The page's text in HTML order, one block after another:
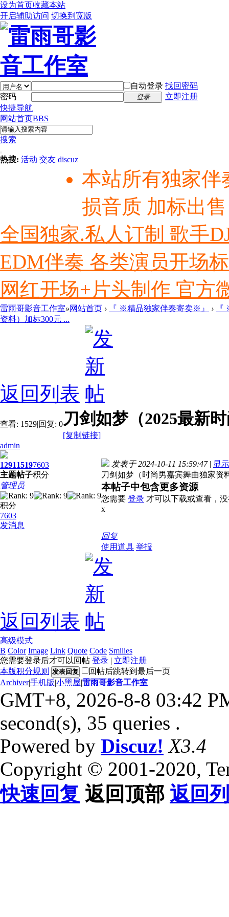
设为首页收藏本站
开启辅助访问 切换到宽版
自动登录 找回密码
密码
登录
立即注册
快捷导航
网站首页BBS
搜索
热搜: 活动 交友 discuz
本站所有独家伴
损音质 加标出
全国独家.私人订制 歌手
EDM伴奏 各类演员开场
网红开场+片头制作 官方
雷雨哥影音工作室»网站首页 › 『 ※精品独家伴奏寄卖※』 ›
资料）加标300元 ...
返回列表
查看: 1529|回复: 0 刀剑如梦（2025最新
[复制链接]
admin
1291
主题
1519
帖子
7603
积分
管理员
积分
7603
发消息
发表于 2024-10-11 15:59:47 | 显
刀剑如梦（时尚男嘉宾舞曲独家资
本帖子中包含更多资源
您需要 登录 才可以下载或查看，
x
回复
使用道具 举报
返回列表
高级模式
B Color Image Link Quote Code Smilies
您需要登录后才可以回帖 登录 | 立即注册
本版积分规则
发表回复
回帖后跳转到最后一页
Archiver|手机版|小黑屋|雷雨哥影音工作室
GMT+8, 2026-8-8 03:42
second(s), 35 queries .
Powered by Discuz! X3.4
Copyright © 2001-2020,
快速回复 返回顶部 返回